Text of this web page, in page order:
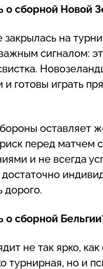
о сборной Новой
на
сигналом:
и готовы играть
оставляет
перед матчем
и не всегда
достаточно
дорого.
о сборной
не так ярко,
турнирная, но и